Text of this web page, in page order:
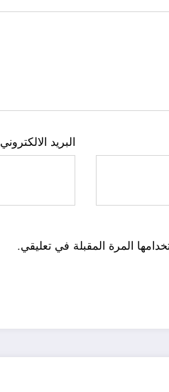
البريد الالكتروني
المرة المقبلة في تعليقي.